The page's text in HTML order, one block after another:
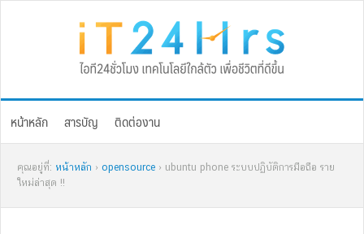
หน้าหลัก สารบัญ ติดต่องาน
คุณอยู่ที่: หน้าหลัก › opensource › ubuntu phone ระบบปฏิบัติการมือถือ ราย
ใหม่ล่าสุด !!